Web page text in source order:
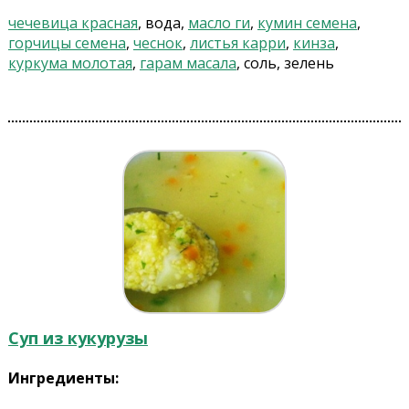
чечевица красная, вода, масло ги, кумин семена,
горчицы семена, чеснок, листья карри, кинза,
куркума молотая, гарам масала, соль, зелень
Суп из кукурузы
Ингредиенты: